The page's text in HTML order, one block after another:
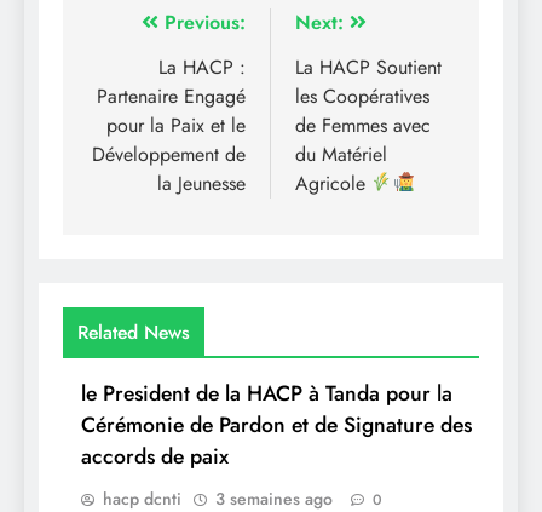
Navigation
l’article
Previous:
La HACP :
Partenaire Engagé
pour la Paix et le
Développement de
la Jeunesse
Next:
La HACP Soutient
les Coopératives
de Femmes avec
du Matériel
Agricole
Related News
le President de la HACP à Tanda pour la
Cérémonie de Pardon et de Signature des
accords de paix
hacp dcnti 3 semaines ago 0